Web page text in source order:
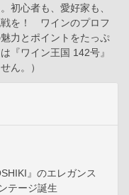
初心者も、愛好家も、
戦を！ ワインのプロフ
力とポイントをたっぷ
『ワイン王国 142号』
ん。）
』のエレガンス
テージ誕生